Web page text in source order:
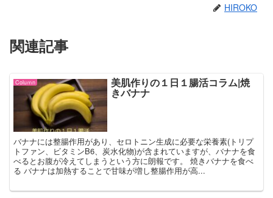
HIROKO
関連記事
Coluｍn 美肌作りの１日１腸活コラム|焼
きバナナ
バナナには整腸作用があり、セロトニン生成に必要な栄養素(トリプ
トファン、ビタミンB6、炭水化物)が含まれていますが、バナナを食
べるとお腹が冷えてしまうという方に朗報です。 焼きバナナを食べ
る バナナは加熱することで甘味が増し整腸作用が高...